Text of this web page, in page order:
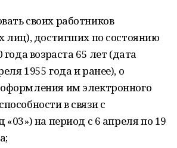
своих работников
лиц), достигших по состоянию
возраста 65 лет (дата
1955 года и ранее), о
им электронного
в связи с
на период с 6 апреля по 19